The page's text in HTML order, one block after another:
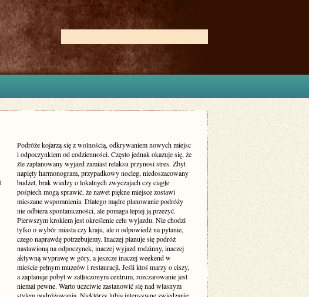
Podróże kojarzą się z wolnością, odkrywaniem nowych miejsc
i odpoczynkiem od codzienności. Często jednak okazuje się, że
źle zaplanowany wyjazd zamiast relaksu przynosi stres. Zbyt
napięty harmonogram, przypadkowy nocleg, niedoszacowany
budżet, brak wiedzy o lokalnych zwyczajach czy ciągłe
pośpiech mogą sprawić, że nawet piękne miejsce zostawi
mieszane wspomnienia. Dlatego mądre planowanie podróży
nie odbiera spontaniczności, ale pomaga lepiej ją przeżyć.
Pierwszym krokiem jest określenie celu wyjazdu. Nie chodzi
tylko o wybór miasta czy kraju, ale o odpowiedź na pytanie,
czego naprawdę potrzebujemy. Inaczej planuje się podróż
nastawioną na odpoczynek, inaczej wyjazd rodzinny, inaczej
aktywną wyprawę w góry, a jeszcze inaczej weekend w
mieście pełnym muzeów i restauracji. Jeśli ktoś marzy o ciszy,
a zaplanuje pobyt w zatłoczonym centrum, rozczarowanie jest
niemal pewne. Warto uczciwie zastanowić się nad własnym